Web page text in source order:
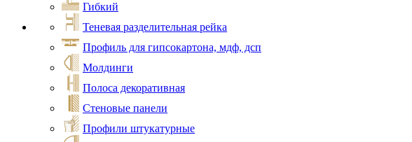
Гибкий
Теневая разделительная рейка
Профиль для гипсокартона, мдф, дсп
Молдинги
Полоса декоративная
Стеновые панели
Профили штукатурные